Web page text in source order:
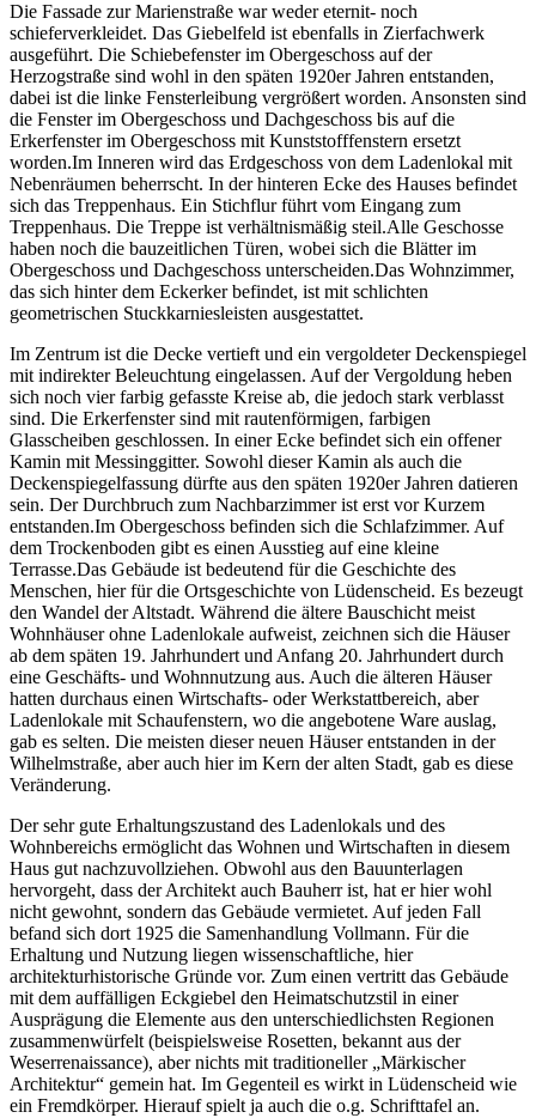
Die Fassade zur Marienstraße war weder eternit- noch
schieferverkleidet. Das Giebelfeld ist ebenfalls in Zierfachwerk
ausgeführt. Die Schiebefenster im Obergeschoss auf der
Herzogstraße sind wohl in den späten 1920er Jahren entstanden,
dabei ist die linke Fensterleibung vergrößert worden. Ansonsten sind
die Fenster im Obergeschoss und Dachgeschoss bis auf die
Erkerfenster im Obergeschoss mit Kunststofffenstern ersetzt
worden.Im Inneren wird das Erdgeschoss von dem Ladenlokal mit
Nebenräumen beherrscht. In der hinteren Ecke des Hauses befindet
sich das Treppenhaus. Ein Stichflur führt vom Eingang zum
Treppenhaus. Die Treppe ist verhältnismäßig steil.Alle Geschosse
haben noch die bauzeitlichen Türen, wobei sich die Blätter im
Obergeschoss und Dachgeschoss unterscheiden.Das Wohnzimmer,
das sich hinter dem Eckerker befindet, ist mit schlichten
geometrischen Stuckkarniesleisten ausgestattet.
Im Zentrum ist die Decke vertieft und ein vergoldeter Deckenspiegel
mit indirekter Beleuchtung eingelassen. Auf der Vergoldung heben
sich noch vier farbig gefasste Kreise ab, die jedoch stark verblasst
sind. Die Erkerfenster sind mit rautenförmigen, farbigen
Glasscheiben geschlossen. In einer Ecke befindet sich ein offener
Kamin mit Messinggitter. Sowohl dieser Kamin als auch die
Deckenspiegelfassung dürfte aus den späten 1920er Jahren datieren
sein. Der Durchbruch zum Nachbarzimmer ist erst vor Kurzem
entstanden.Im Obergeschoss befinden sich die Schlafzimmer. Auf
dem Trockenboden gibt es einen Ausstieg auf eine kleine
Terrasse.Das Gebäude ist bedeutend für die Geschichte des
Menschen, hier für die Ortsgeschichte von Lüdenscheid. Es bezeugt
den Wandel der Altstadt. Während die ältere Bauschicht meist
Wohnhäuser ohne Ladenlokale aufweist, zeichnen sich die Häuser
ab dem späten 19. Jahrhundert und Anfang 20. Jahrhundert durch
eine Geschäfts- und Wohnnutzung aus. Auch die älteren Häuser
hatten durchaus einen Wirtschafts- oder Werkstattbereich, aber
Ladenlokale mit Schaufenstern, wo die angebotene Ware auslag,
gab es selten. Die meisten dieser neuen Häuser entstanden in der
Wilhelmstraße, aber auch hier im Kern der alten Stadt, gab es diese
Veränderung.
Der sehr gute Erhaltungszustand des Ladenlokals und des
Wohnbereichs ermöglicht das Wohnen und Wirtschaften in diesem
Haus gut nachzuvollziehen. Obwohl aus den Bauunterlagen
hervorgeht, dass der Architekt auch Bauherr ist, hat er hier wohl
nicht gewohnt, sondern das Gebäude vermietet. Auf jeden Fall
befand sich dort 1925 die Samenhandlung Vollmann. Für die
Erhaltung und Nutzung liegen wissenschaftliche, hier
architekturhistorische Gründe vor. Zum einen vertritt das Gebäude
mit dem auffälligen Eckgiebel den Heimatschutzstil in einer
Ausprägung die Elemente aus den unterschiedlichsten Regionen
zusammenwürfelt (beispielsweise Rosetten, bekannt aus der
Weserrenaissance), aber nichts mit traditioneller „Märkischer
Architektur“ gemein hat. Im Gegenteil es wirkt in Lüdenscheid wie
ein Fremdkörper. Hierauf spielt ja auch die o.g. Schrifttafel an.